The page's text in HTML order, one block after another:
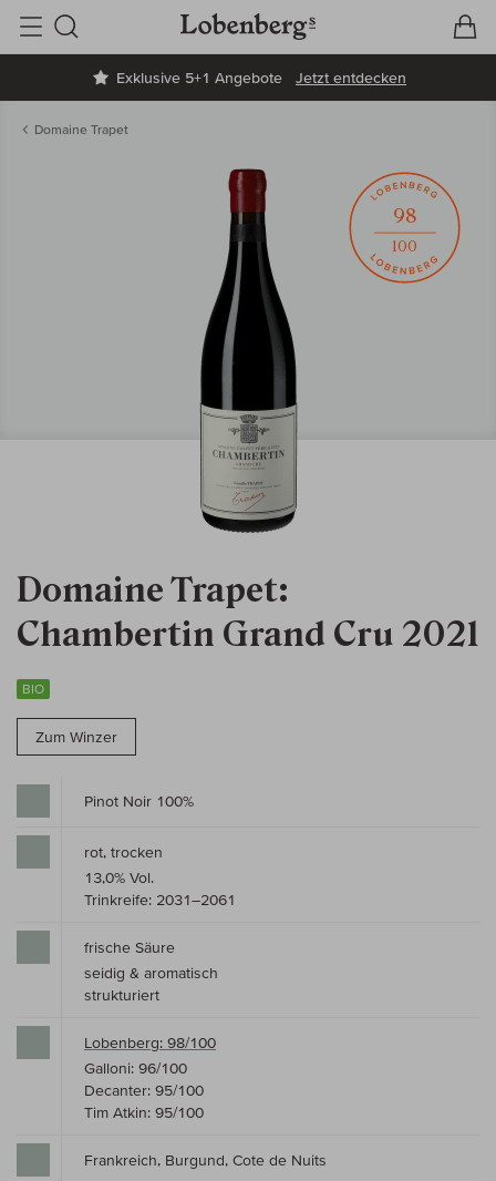
Exklusive 5+1 Angebote Jetzt entdecken
Suche
Domaine Trapet
Domaine Trapet:
Chambertin Grand Cru 2021
BIO
Zum Winzer
98
100
Pinot Noir 100%
rot, trocken
13,0% Vol.
Trinkreife: 2031–2061
frische Säure
seidig & aromatisch
strukturiert
Lobenberg: 98/100
Galloni: 96/100
Decanter: 95/100
Tim Atkin: 95/100
Frankreich, Burgund, Cote de Nuits